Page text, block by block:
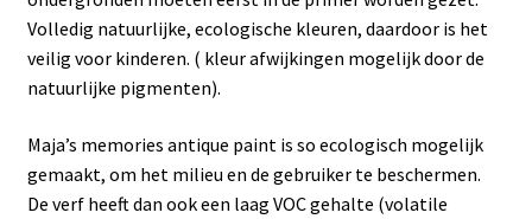
Volledig natuurlijke, ecologische kleuren, daardoor is het
veilig voor kinderen. ( kleur afwijkingen mogelijk door de
natuurlijke pigmenten).
Maja’s memories antique paint is so ecologisch mogelijk
gemaakt, om het milieu en de gebruiker te beschermen.
De verf heeft dan ook een laag VOC gehalte (volatile